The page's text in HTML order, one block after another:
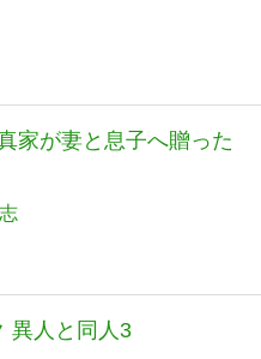
家が妻と息子へ贈った
異人と同人3